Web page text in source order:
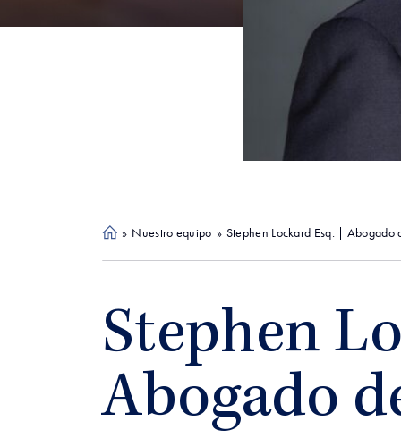
Ho » Nuestro equipo » Stephen Lockard Esq. | Abogado
Stephen
Abogado